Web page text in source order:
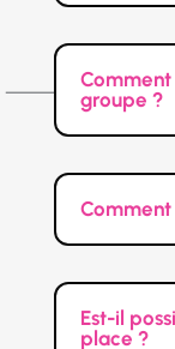
groupe ?
Est-il
place ?